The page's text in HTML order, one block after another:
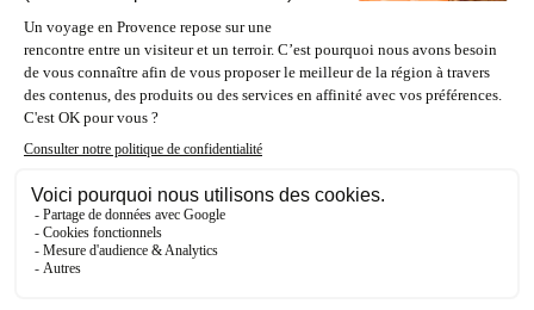
NOS PARTENAIRES
ESPACE PRO / PRESSE